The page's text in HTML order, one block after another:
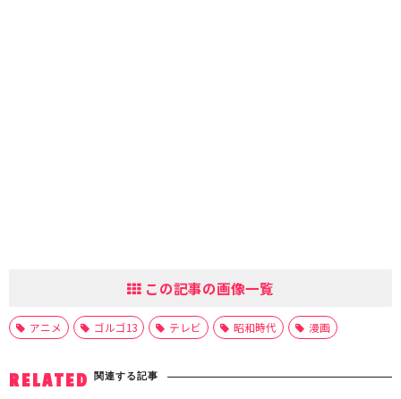
この記事の画像一覧
アニメ ゴルゴ13 テレビ 昭和時代 漫画
RELATED 関連する記事